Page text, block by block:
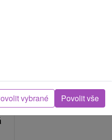
vybrané Povolit vše